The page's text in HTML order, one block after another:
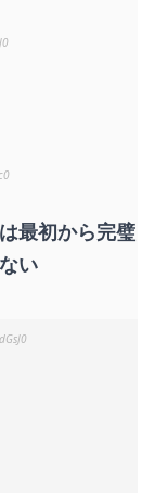
最初から完璧
い